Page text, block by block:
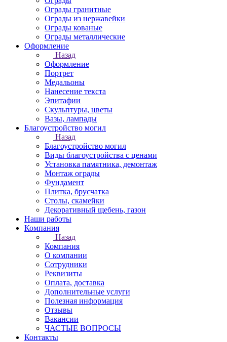
Ограды гранитные
Ограды из нержавейки
Ограды кованые
Ограды металлические
Оформление
Назад
Оформление
Портрет
Медальоны
Нанесение текста
Эпитафии
Скульптуры, цветы
Вазы, лампады
Благоустройство могил
Назад
Благоустройство могил
Виды благоустройства с ценами
Установка памятника, демонтаж
Монтаж ограды
Фундамент
Плитка, брусчатка
Столы, скамейки
Декоративный щебень, газон
Наши работы
Компания
Назад
Компания
О компании
Сотрудники
Реквизиты
Оплата, доставка
Дополнительные услуги
Полезная информация
Отзывы
Вакансии
ЧАСТЫЕ ВОПРОСЫ
Контакты